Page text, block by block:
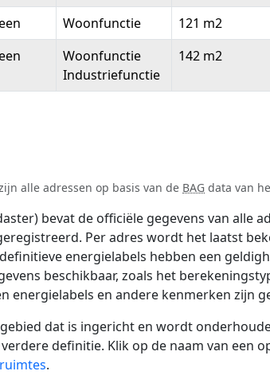
Woonfunctie 121 m2
Woonfunctie
Industriefunctie
142 m2
alle adressen op basis van de BAG data van
bevat de officiële gegevens van alle
Per adres wordt het laatst
energielabels hebben een
beschikbaar, zoals het
energielabels en andere kenmerken zijn
dat is ingericht en wordt
definitie. Klik op de naam van
.